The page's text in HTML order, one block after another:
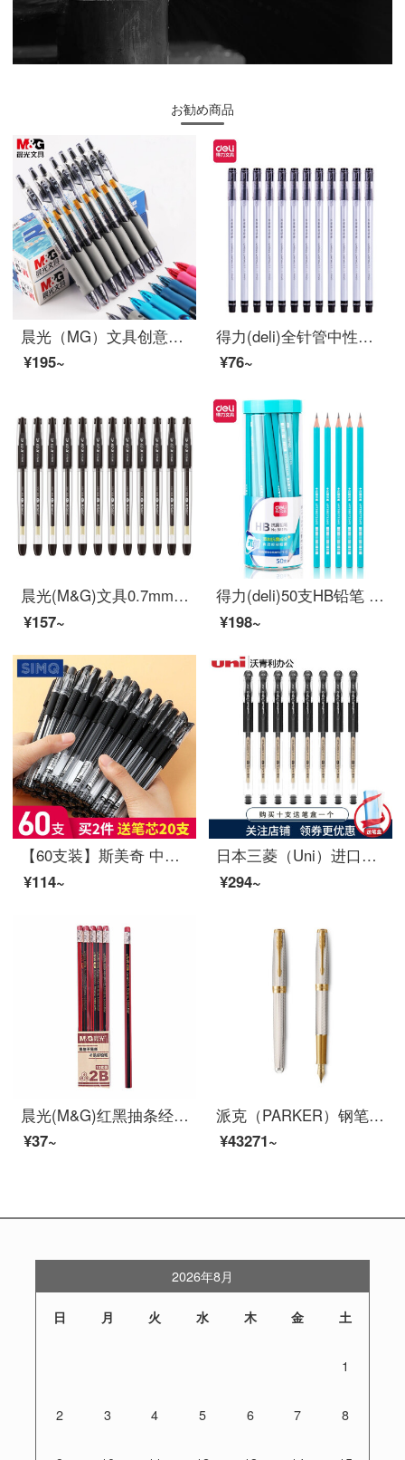
お勧め商品
晨光（MG）文具创意者系列按动子弹头中性笔签字笔水笔 GP1008 GP1008黑色12支
¥195~
得力(deli)全针管中性笔 0.5mm大容量 一次性水笔签字笔 黑色12支/盒
¥76~
晨光(M&G)文具0.7mm黑色中性笔 经典子弹头签字笔 办公水笔 12支/盒K39
¥157~
得力(deli)50支HB铅笔 儿童六角杆抑菌铅笔 学生书写绘图素描铅笔 58195
¥198~
【60支装】斯美奇 中性笔批发办公文具用品碳素水笔芯水笔学生签字笔 0.5mm 黑色60只一盒装
¥114~
日本三菱（Uni）进口中性笔走珠水笔财务用笔签字水笔0.5耐水性学生用考试书写防水黑色水笔UM151 黑色 5支装
¥294~
晨光(M&G)红黑抽条经典六角木杆铅笔考试绘图铅笔2B黑色 10支/盒 红黑抽条 10支 AWP30804
¥37~
派克（PARKER）钢笔 卓尔系列致臻流年墨水笔
¥43271~
2026年8月
日 月 火 水 木 金 土
1
2 3 4 5 6 7 8